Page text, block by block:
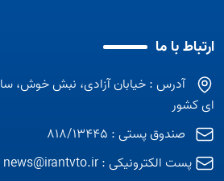
ارتباط با ما
آدرس : خیابان آزادی، نبش خوش،
ای کشور
صندوق پستی : 818/13445
پست الکترونیکی :news@irantvto.ir